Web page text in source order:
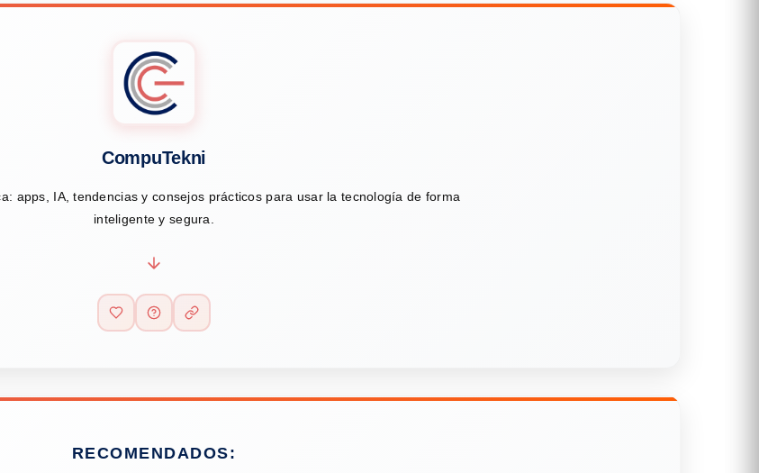
CompuTekni
apps, IA, tendencias y consejos prácticos para usar la tecnología de forma
inteligente y segura.
RECOMENDADOS: